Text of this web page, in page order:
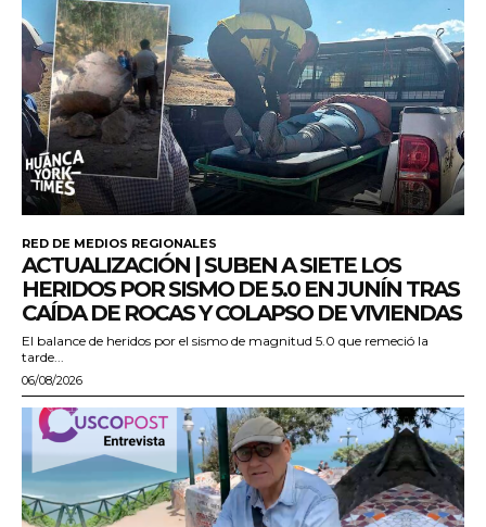
RED DE MEDIOS REGIONALES
ACTUALIZACIÓN | SUBEN A SIETE LOS
HERIDOS POR SISMO DE 5.0 EN JUNÍN TRAS
CAÍDA DE ROCAS Y COLAPSO DE VIVIENDAS
El balance de heridos por el sismo de magnitud 5.0 que remeció la
tarde...
06/08/2026